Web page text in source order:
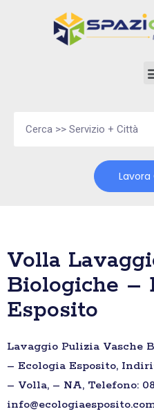
Lavora
Volla
Biologiche –
Esposito
Lavaggio Pulizia Vasche
– Ecologia Esposito,
– Volla, – NA, Telefono: